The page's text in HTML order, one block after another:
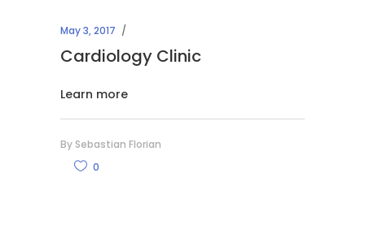
May 3, 2017
Cardiology Clinic
Learn more
By Sebastian Florian
0